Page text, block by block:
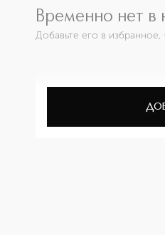
Временно нет в
Добавьте его в